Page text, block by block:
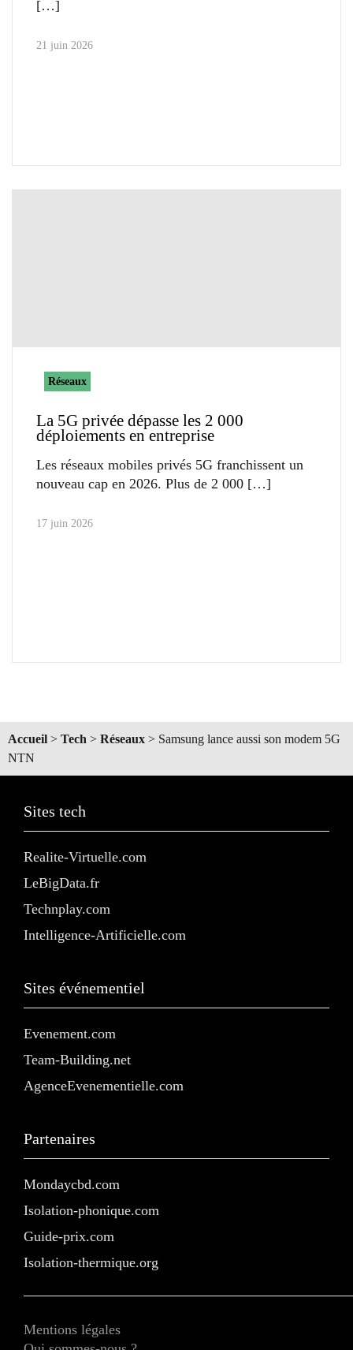
21 juin 2026
Réseaux
La 5G privée dépasse les 2 000
déploiements en entreprise
Les réseaux mobiles privés 5G franchissent un
nouveau cap en 2026. Plus de 2 000
17 juin 2026
Accueil > Tech > Réseaux > Samsung lance aussi son modem 5G
NTN
Sites tech
Realite-Virtuelle.com
LeBigData.fr
Technplay.com
Intelligence-Artificielle.com
Sites événementiel
Evenement.com
Team-Building.net
AgenceEvenementielle.com
Partenaires
Mondaycbd.com
Isolation-phonique.com
Guide-prix.com
Isolation-thermique.org
Mentions légales